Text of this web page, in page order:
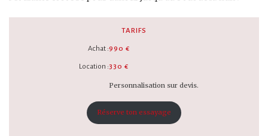
TARIFS
Achat :
Location :
990 €
330 €
Personnalisation sur devis.
Réserve ton essayage